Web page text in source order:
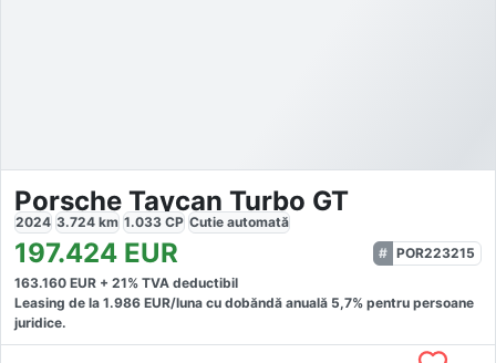
Porsche Taycan Turbo GT
2024 3.724 km 1.033 CP Cutie automată
197.424 EUR
POR223215
163.160 EUR + 21% TVA deductibil
Leasing de la 1.986 EUR/luna cu dobăndă anuală 5,7% pentru persoane
juridice.